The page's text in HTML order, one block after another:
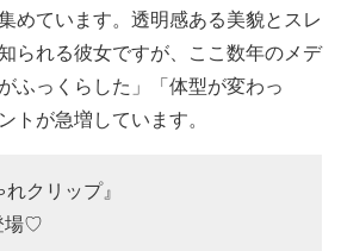
めています。 透明感ある美貌とスレ
られる彼女ですが、ここ数年のメデ
がふっくらした」「体型が変わっ
トが急増しています。
クリップ』
場♡